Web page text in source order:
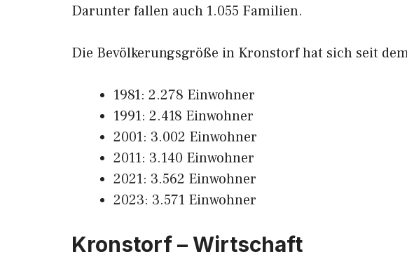
Darunter fallen auch 1.055 Familien.
Die Bevölkerungsgröße in Kronstorf hat sich seit
1981: 2.278 Einwohner
1991: 2.418 Einwohner
2001: 3.002 Einwohner
2011: 3.140 Einwohner
2021: 3.562 Einwohner
2023: 3.571 Einwohner
Kronstorf – Wirtschaft